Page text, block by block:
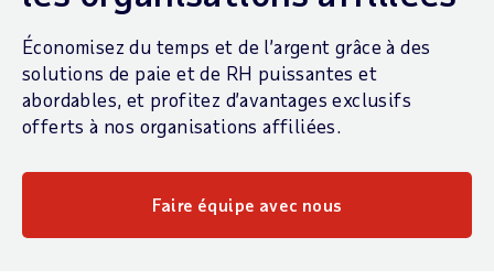
Économisez du temps et de l’argent grâce à des
solutions de paie et de RH puissantes et
abordables, et profitez d’avantages exclusifs
offerts à nos organisations affiliées.
Faire équipe avec nous